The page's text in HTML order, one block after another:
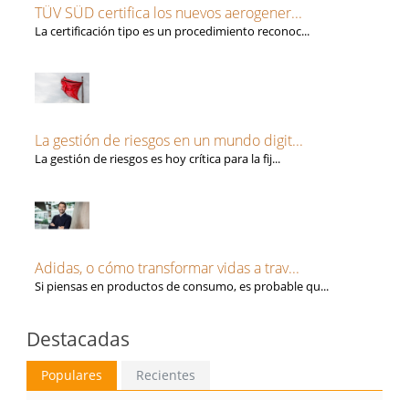
TÜV SÜD certifica los nuevos aerogener...
La certificación tipo es un procedimiento reconoc...
La gestión de riesgos en un mundo digit...
La gestión de riesgos es hoy crítica para la fij...
Adidas, o cómo transformar vidas a trav...
Si piensas en productos de consumo, es probable qu...
Destacadas
Populares Recientes